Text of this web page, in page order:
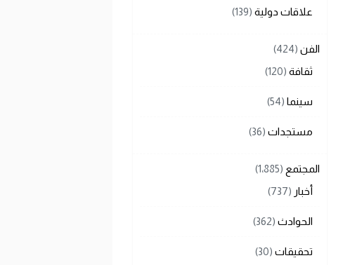
علاقات دولية (139)
الفن (424)
ثقافة (120)
سينما (54)
مستجدات (36)
المجتمع (1٬885)
أخبار (737)
الحوادث (362)
تحقيقات (30)